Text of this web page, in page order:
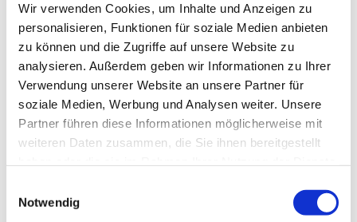
Wir verwenden Cookies, um Inhalte und Anzeigen zu
personalisieren, Funktionen für soziale Medien anbieten
zu können und die Zugriffe auf unsere Website zu
analysieren. Außerdem geben wir Informationen zu Ihrer
Verwendung unserer Website an unsere Partner für
soziale Medien, Werbung und Analysen weiter. Unsere
Partner führen diese Informationen möglicherweise mit
weiteren Daten zusammen, die Sie ihnen bereitgestellt
NotwendigDies könnte Sie auch